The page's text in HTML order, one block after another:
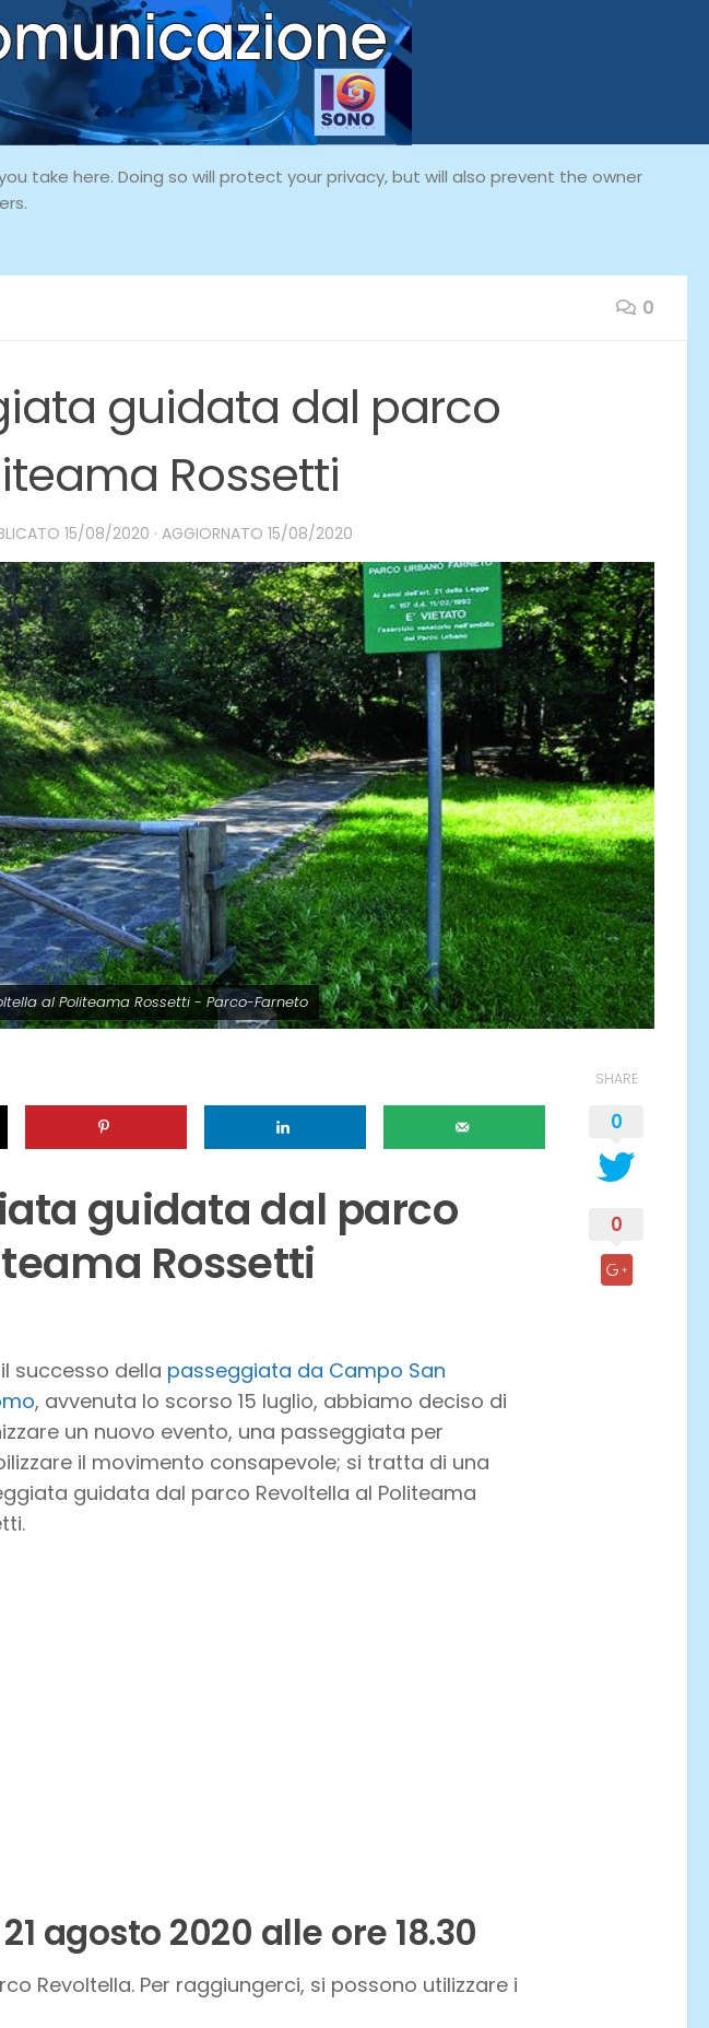
take here. Doing so will protect your privacy, but will also prevent the owner
0
guidata dal parco
Rossetti
15/08/2020 · AGGIORNATO 15/08/2020
al Politeama Rossetti - Parco-Farneto
guidata dal parco
Rossetti
successo della passeggiata da Campo San
, avvenuta lo scorso 15 luglio, abbiamo deciso di
un nuovo evento, una passeggiata per
il movimento consapevole; si tratta di una
guidata dal parco Revoltella al Politeama
agosto 2020 alle ore 18.30
Revoltella. Per raggiungerci, si possono utilizzare i
SHARE
0
0